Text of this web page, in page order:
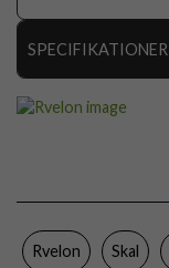
SPECIFIKATIONER
Färg
Rvelon Skal